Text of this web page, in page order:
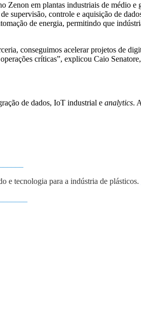
Zenon em plantas industriais de médio e
supervisão, controle e aquisição de
de energia, permitindo que
conseguimos acelerar projetos de
críticas”, explicou Caio
de dados, IoT industrial e analytics.
e tecnologia para a indústria de plásticos.